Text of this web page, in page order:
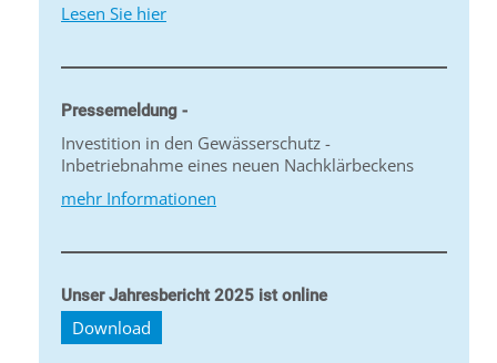
Lesen Sie hier
Pressemeldung -
Investition in den Gewässerschutz -
Inbetriebnahme eines neuen Nachklärbeckens
mehr Informationen
Unser Jahresbericht 2025 ist online
Download